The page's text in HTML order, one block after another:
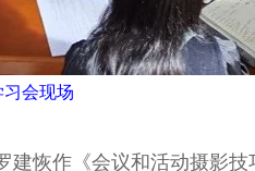
习会现场
作《会议和活动摄影技